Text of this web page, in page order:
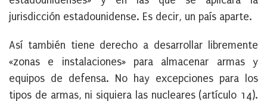
jurisdicción estadounidense. Es decir, un país aparte.
Así también tiene derecho a desarrollar libremente
«zonas e instalaciones» para almacenar armas y
equipos de defensa. No hay excepciones para los
tipos de armas, ni siquiera las nucleares (artículo 14).